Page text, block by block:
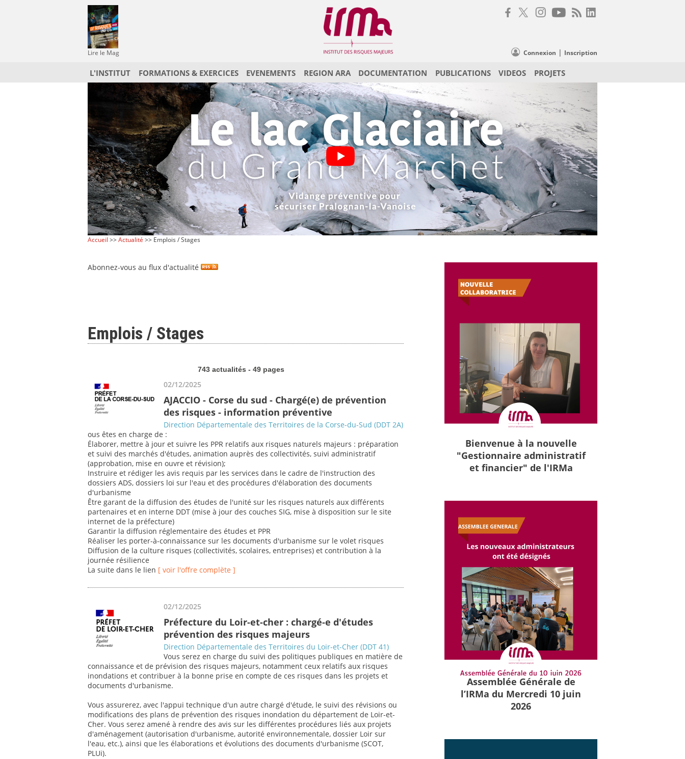
Lire le Mag Connexion | Inscription
L'INSTITUT FORMATIONS & EXERCICES EVENEMENTS REGION ARA DOCUMENTATION PUBLICATIONS VIDEOS PROJETS
Accueil >>Actualité >> Emplois / Stages
Abonnez-vous au flux d'actualité
Emplois / Stages
743 actualités - 49 pages
02/12/2025
AJACCIO - Corse du sud - Chargé(e) de prévention
des risques - information préventive
Direction Départementale des Territoires de la Corse-du-Sud (DDT 2A)
ous êtes en charge de :
Élaborer, mettre à jour et suivre les PPR relatifs aux risques naturels majeurs : préparation
et suivi des marchés d'études, animation auprès des collectivités, suivi administratif
(approbation, mise en ouvre et révision);
Instruire et rédiger les avis requis par les services dans le cadre de l'instruction des
dossiers ADS, dossiers loi sur l'eau et des procédures d'élaboration des documents
d'urbanisme
Être garant de la diffusion des études de l'unité sur les risques naturels aux différents
partenaires et en interne DDT (mise à jour des couches SIG, mise à disposition sur le site
internet de la préfecture)
Garantir la diffusion réglementaire des études et PPR
Réaliser les porter-à-connaissance sur les documents d'urbanisme sur le volet risques
Diffusion de la culture risques (collectivités, scolaires, entreprises) et contribution à la
journée résilience
La suite dans le lien [ voir l'offre complète ]
02/12/2025
Préfecture du Loir-et-cher : chargé-e d'études
prévention des risques majeurs
Direction Départementale des Territoires du Loir-et-Cher (DDT 41)
Vous serez en charge du suivi des politiques publiques en matière de
connaissance et de prévision des risques majeurs, notamment ceux relatifs aux risques
inondations et contribuer à la bonne prise en compte de ces risques dans les projets et
documents d'urbanisme.
Vous assurerez, avec l'appui technique d'un autre chargé d'étude, le suivi des révisions ou
modifications des plans de prévention des risques inondation du département de Loir-et-
Cher. Vous serez amené à rendre des avis sur les différentes procédures liés aux projets
d'aménagement (autorisation d'urbanisme, autorité environnementale, dossier Loir sur
l'eau, etc.), ainsi que les élaborations et évolutions des documents d'urbanisme (SCOT,
PLUi).
Bienvenue à la nouvelle
"Gestionnaire administratif
et financier" de l'IRMa
Assemblée Générale de
l’IRMa du Mercredi 10 juin
2026